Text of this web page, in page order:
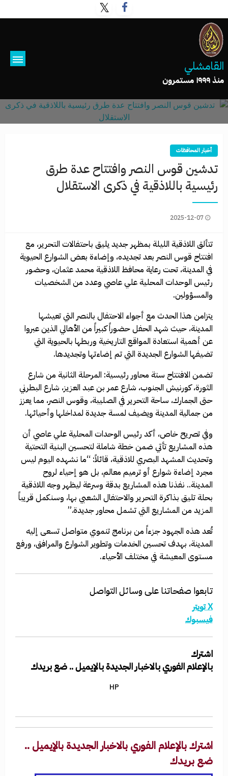
القامشلي
منذ ١٩٩٩ مستمرون
أخبار المحافظات
تدشين قوس النصر وافتتاح عدة طرق
رئيسية باللاذقية في ذكرى الاستقلال
2025-12-07
تتألق اللاذقية الليلة بمظهر جديد يليق باحتفالات التحرير، مع
افتتاح قوس النصر بعد تجديده، وإضاءة بعض الشوارع الحيوية
في المدينة، تحت رعاية محافظ اللاذقية محمد عثمان، وحضور
رئيس الوحدات المحلية علي عاصي وعدد من الشخصيات
والمسؤولين.
يتزامن هذا الحدث مع أجواء الاحتفال بالنصر التي تعيشها
المدينة، حيث شهد الحفل حضوراً كبيراً من الأهالي الذين عبروا
عن أهمية استعادة المواقع التاريخية وربطها بالحيوية التي
تضيفها الشوارع الجديدة التي تم إضاءتها وتجديدها.
تضمن الافتتاح ستة محاور رئيسية: المرحلة الثانية من شارع
الثورة، كورنيش الجنوب، شارع عمر بن عبد العزيز، شارع البطرني
حتى الجمارك، ساحة التحرير في الصليبة، وقوس النصر، مما يعزز
من جمالية المدينة ويضيف لمسة جديدة لمداخلها وأحيائها.
وفي تصريح خاص، أكد رئيس الوحدات المحلية علي عاصي أن
هذه المشاريع تأتي ضمن خطة شاملة لتحسين البنية التحتية
وتحديث المشهد البصري للاذقية، قائلاً: “ما نشهده اليوم ليس
مجرد إضاءة شوارع أو ترميم معالم، بل هو إحياء لروح
المدينة.. نفذنا هذه المشاريع بدقة وسرعة ليظهر وجه اللاذقية
بحلة تليق بذاكرة التحرير والاحتفال الشعبي بها، وسنكمل قريباً
المزيد من المشاريع التي تشمل محاور جديدة.”
تُعد هذه الجهود جزءاً من برنامج تنموي متواصل تسعى إليه
المدينة، بهدف تحسين الخدمات وتطوير الشوارع والمرافق، ورفع
مستوى المعيشة في مختلف الأحياء.
تابعوا صفحاتنا على وسائل التواصل
X تويتر
فيسبوك
اشترك
بالإعلام الفوري بالاخبار الجديدة بالإيميل .. ضع بريدك
HP
اشترك بالإعلام الفوري بالاخبار الجديدة بالإيميل ..
ضع بريدك